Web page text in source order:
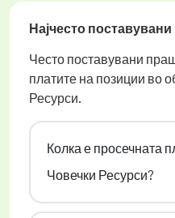
Најчесто
Често поставувани
платите на позиции во
Ресурси.
Колка е просечната
Човечки Ресурси?